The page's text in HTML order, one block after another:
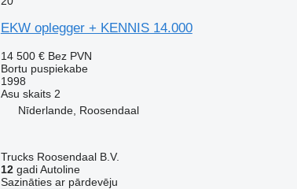
EKW oplegger + KENNIS 14.000
14 500 € Bez PVN
Bortu puspiekabe
1998
Asu skaits 2
Nīderlande, Roosendaal
Trucks Roosendaal B.V.
12gadi Autoline
Sazināties ar pārdevēju